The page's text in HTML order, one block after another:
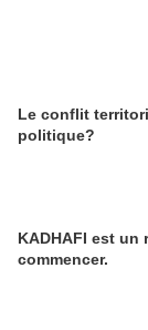
Le conflit
politique?
KADHAFI est
commencer.